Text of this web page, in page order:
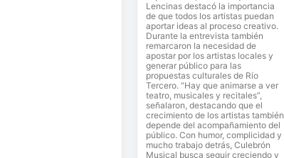
Lencinas destacó la importancia
de que todos los artistas puedan
aportar ideas al proceso creativo.
Durante la entrevista también
remarcaron la necesidad de
apostar por los artistas locales y
generar público para las
propuestas culturales de Río
Tercero. “Hay que animarse a ver
teatro, musicales y recitales”,
señalaron, destacando que el
crecimiento de los artistas también
depende del acompañamiento del
público. Con humor, complicidad y
mucho trabajo detrás, Culebrón
Musical busca seguir creciendo y